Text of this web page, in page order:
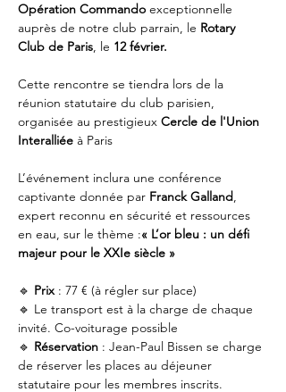
Opération Commando exceptionnelle
auprès de notre club parrain, le Rotary
Club de Paris, le 12 février.
Cette rencontre se tiendra lors de la
réunion statutaire du club parisien,
organisée au prestigieux Cercle de l'Union
Interalliée à Paris
L’événement inclura une conférence
captivante donnée par Franck Galland,
expert reconnu en sécurité et ressources
en eau, sur le thème :« L’or bleu : un défi
majeur pour le XXIe siècle »
🔹 Prix : 77 € (à régler sur place)
🔹 Le transport est à la charge de chaque
invité. Co-voiturage possible
🔹 Réservation : Jean-Paul Bissen se charge
de réserver les places au déjeuner
statutaire pour les membres inscrits.